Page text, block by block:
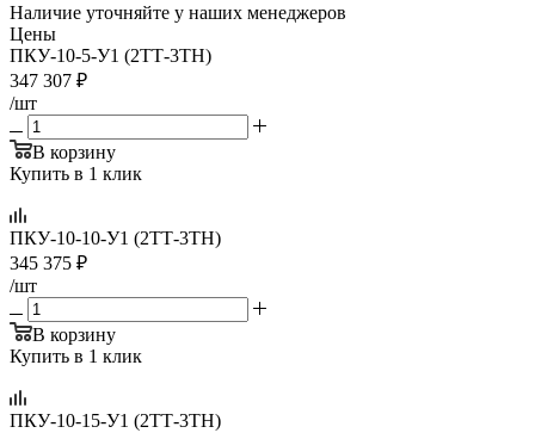
Наличие уточняйте у наших менеджеров
Цены
ПКУ-10-5-У1 (2ТТ-3ТН)
347 307 ₽
/шт
В корзину
Купить в 1 клик
ПКУ-10-10-У1 (2ТТ-3ТН)
345 375 ₽
/шт
В корзину
Купить в 1 клик
ПКУ-10-15-У1 (2ТТ-3ТН)